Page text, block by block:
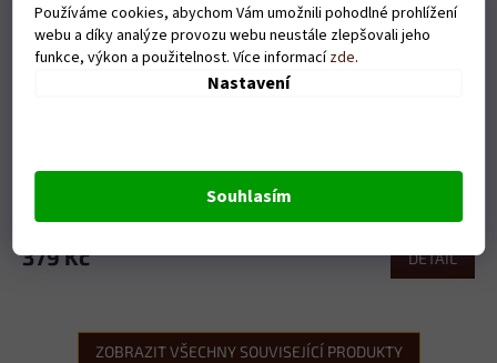
Používáme cookies, abychom Vám umožnili pohodlné prohlížení
webu a díky analýze provozu webu neustále zlepšovali jeho
funkce, výkon a použitelnost. Více informacízde.
Nastavení
Souhlasím
379 Kč DETAIL
ZOBRAZIT VŠECHNY SOUVISEJÍCÍ PRODUKTY